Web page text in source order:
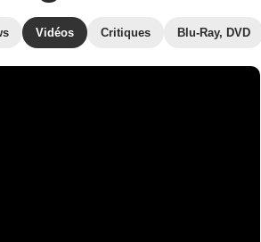
Vidéos Critiques Blu-Ray, DVD